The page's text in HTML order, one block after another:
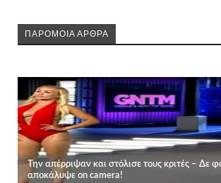
ΠΑΡΟΜΟΙΑ ΑΡΘΡΑ